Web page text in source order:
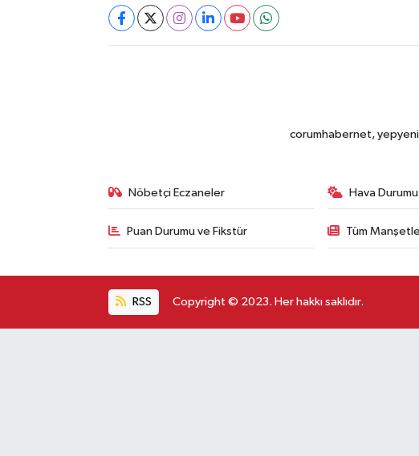
corumhabernet,
Nöbetçi Eczaneler Hava Durumu
Puan Durumu ve Fikstür Tüm
RSS Copyright © 2023. Her hakkı saklıdır.